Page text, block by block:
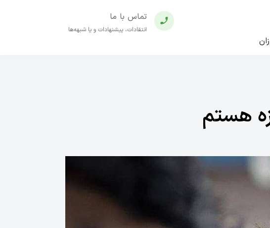
تماس با ما
انتقادات، پیشنهادات و یا شبهه‌ها
هستم